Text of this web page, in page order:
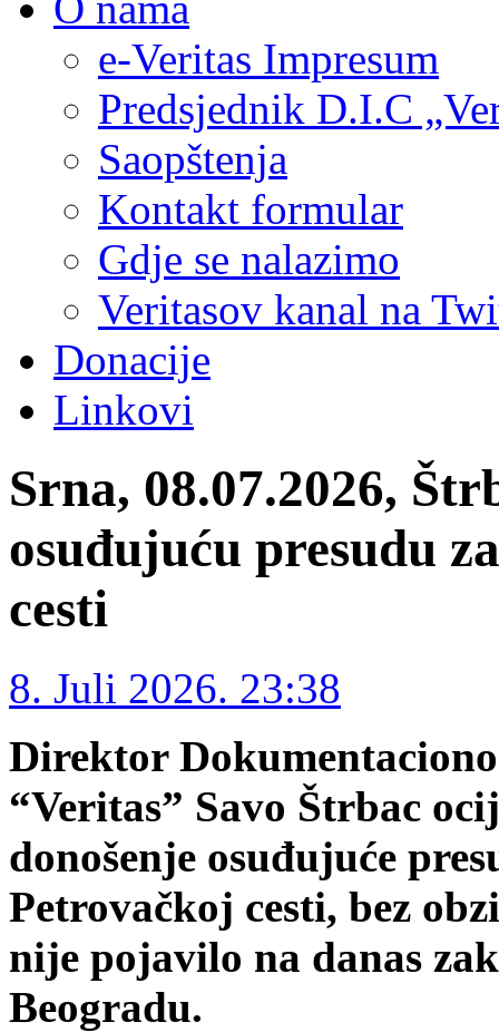
e-Veritas Impresum
Predsjednik D.I.C
Saopštenja
Kontakt formular
Gdje se nalazimo
Veritasov kanal na
Donacije
Linkovi
Srna, 08.07.2026,
osuđujuću presudu
cesti
8. Juli 2026. 23:38
Direktor
“Veritas” Savo Štrbac
donošenje osuđujuće
Petrovačkoj cesti, bez
nije pojavilo na danas
Beogradu.